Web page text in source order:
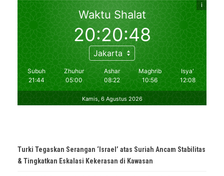
Turki Tegaskan Serangan ‘Israel’ atas Suriah Ancam Stabilitas
& Tingkatkan Eskalasi Kekerasan di Kawasan